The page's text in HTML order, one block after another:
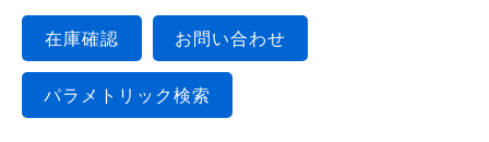
在庫確認 お問い合わせ
パラメトリック検索